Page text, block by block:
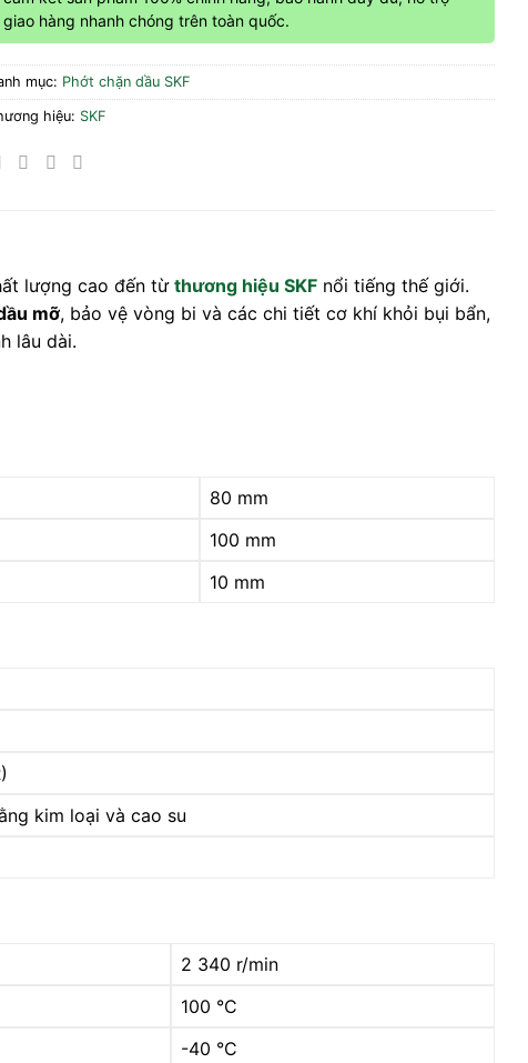
giao hàng nhanh chóng trên toàn quốc.
mục: Phớt chặn dầu SKF
hiệu: SKF
lượng cao đến từ thương hiệu SKF nổi tiếng thế giới.
mỡ, bảo vệ vòng bi và các chi tiết cơ khí khỏi bụi bẩn,
lâu dài.
80 mm
100 mm
10 mm
kim loại và cao su
2 340 r/min
100 °C
-40 °C